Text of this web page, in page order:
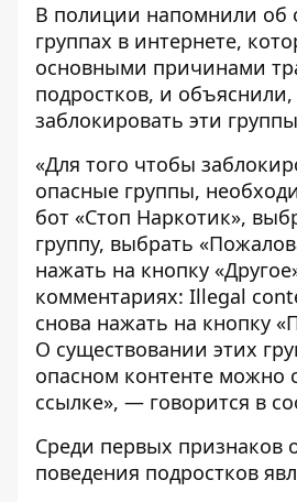
В полиции напомнили об
группах в интернете,
основными причинами
подростков, и объяснили,
заблокировать эти
«Для того чтобы
опасные группы,
бот «Стоп Наркотик»,
группу, выбрать
нажать на кнопку
комментариях: Illegal
снова нажать на кнопку
О существовании этих
опасном контенте можно
ссылке», — говорится в
Среди первых признаков
поведения подростков